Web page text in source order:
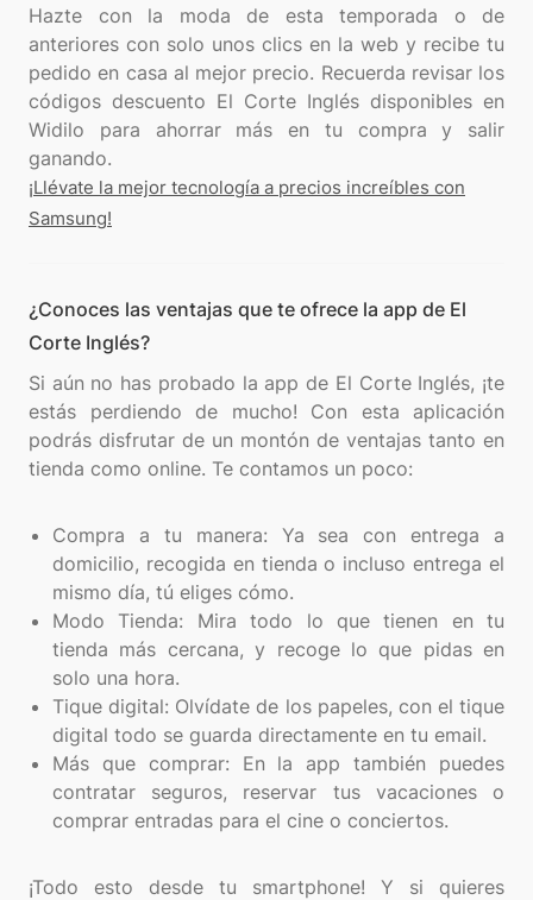
Hazte con la moda de esta temporada o de
anteriores con solo unos clics en la web y recibe tu
pedido en casa al mejor precio. Recuerda revisar los
códigos descuento El Corte Inglés disponibles en
Widilo para ahorrar más en tu compra y salir
¡Llévate la mejor tecnología a precios increíbles con
Samsung!
¿Conoces las ventajas que te ofrece la app de El
Corte Inglés?
Si aún no has probado la app de El Corte Inglés, ¡te
estás perdiendo de mucho! Con esta aplicación
podrás disfrutar de un montón de ventajas tanto en
tienda como online. Te contamos un poco:
Compra a tu manera: Ya sea con entrega a
domicilio, recogida en tienda o incluso entrega el
mismo día, tú eliges cómo.
Modo Tienda: Mira todo lo que tienen en tu
tienda más cercana, y recoge lo que pidas en
solo una hora.
Tique digital: Olvídate de los papeles, con el tique
digital todo se guarda directamente en tu email.
Más que comprar: En la app también puedes
contratar seguros, reservar tus vacaciones o
comprar entradas para el cine o conciertos.
¡Todo esto desde tu smartphone! Y si quieres